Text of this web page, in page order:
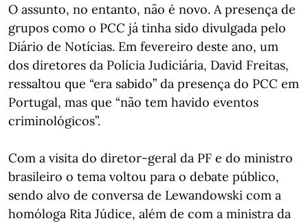
O assunto, no entanto, não é novo. A presença de
grupos como o PCC já tinha sido divulgada pelo
Diário de Notícias. Em fevereiro deste ano, um
dos diretores da Polícia Judiciária, David Freitas,
ressaltou que “era sabido” da presença do PCC em
Portugal, mas que “não tem havido eventos
criminológicos”.
Com a visita do diretor-geral da PF e do ministro
brasileiro o tema voltou para o debate público,
sendo alvo de conversa de Lewandowski com a
homóloga Rita Júdice, além de com a ministra da